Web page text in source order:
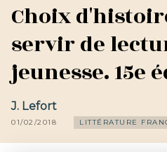
Choix
servir de
jeunesse. 15e
J. Lefort
01/02/2018 LITTÉRATURE